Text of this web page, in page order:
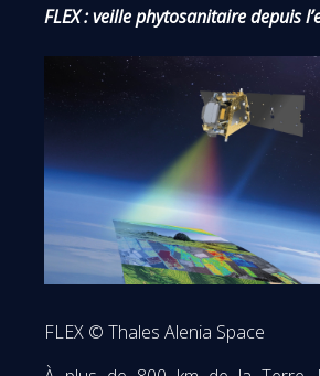
FLEX : veille phytosanitaire depuis
FLEX © Thales Alenia Space